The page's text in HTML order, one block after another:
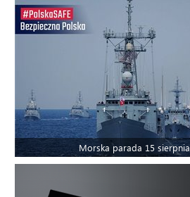
Morska parada 15 sierpnia